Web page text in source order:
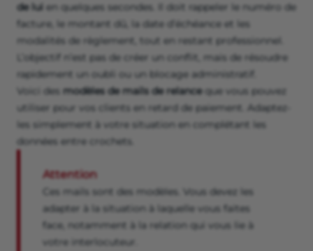
de lui en quelques secondes. Il doit rappeler le numéro de
facture, le montant dû, la date d’échéance et les
modalités de règlement, tout en restant professionnel.
L’objectif n’est pas de créer un conflit, mais de résoudre
rapidement un oubli ou un blocage administratif.
Voici des modèles de mails de relanceque vous pouvez
utiliser pour vos clients en retard de paiement. Adaptez-
les simplement à votre situation en complétant les
données entre crochets.
Attention
Ces mails sont des modèles. Vous devez les
adapter à la situation à laquelle vous faites
face, notamment à la relation qui vous lie à
votre interlocuteur.